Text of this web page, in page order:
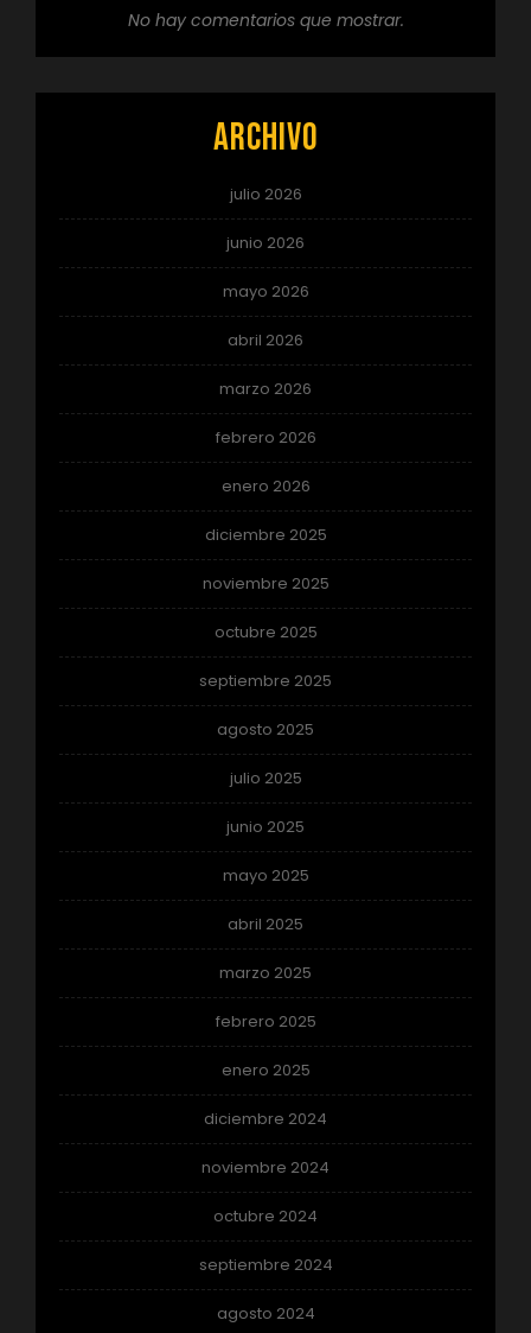
No hay comentarios que mostrar.
Archivo
julio 2026
junio 2026
mayo 2026
abril 2026
marzo 2026
febrero 2026
enero 2026
diciembre 2025
noviembre 2025
octubre 2025
septiembre 2025
agosto 2025
julio 2025
junio 2025
mayo 2025
abril 2025
marzo 2025
febrero 2025
enero 2025
diciembre 2024
noviembre 2024
octubre 2024
septiembre 2024
agosto 2024